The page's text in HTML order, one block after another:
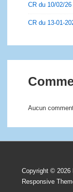
CR du 10/02/26
CR du 13-01-
Aucun
Copyright © 2026
Responsive